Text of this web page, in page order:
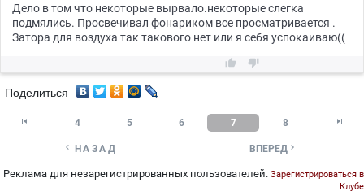
Дело в том что некоторые вырвало.некоторые слегка
подмялись. Просвечивал фонариком все просматривается .
Затора для воздуха так такового нет или я себя успокаиваю((
 
Поделиться
 4 5 6 7 8 
 НАЗАД ВПЕРЕД 
Реклама для незарегистрированных пользователей. Зарегистрироваться в
Клубе